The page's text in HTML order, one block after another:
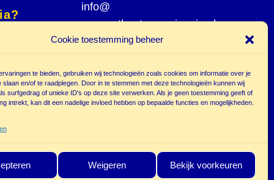
Cookie toestemming beheer
te bieden, gebruiken wij technologieën zoals cookies om informatie over je
slaan en/of te raadplegen. Door in te stemmen met deze technologieën kunnen wij
surfgedrag of unieke ID's op deze site verwerken. Als je geen toestemming geeft of
intrekt, kan dit een nadelige invloed hebben op bepaalde functies en mogelijkheden.
Weigeren Bekijk voorkeuren
info@
poppentheatercassiopeia.nl